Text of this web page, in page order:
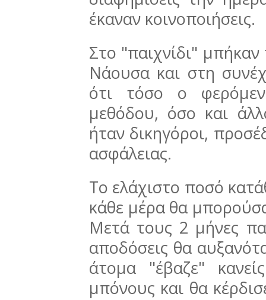
έκαναν κοινοποιήσεις.
Στο "παιχνίδι"
Νάουσα και στη
ότι τόσο ο
μεθόδου, όσο και
ήταν δικηγόροι,
ασφάλειας.
Το ελάχιστο ποσό
κάθε μέρα θα
Μετά τους 2 μήνες
αποδόσεις θα
άτομα "έβαζε"
μπόνους και θα